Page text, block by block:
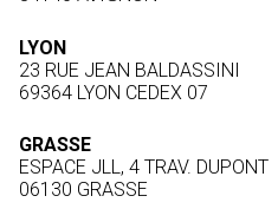
LYON
23 RUE JEAN BALDASSINI
69364 LYON CEDEX 07
GRASSE
ESPACE JLL, 4 TRAV. DUPONT
06130 GRASSE